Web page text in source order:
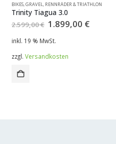
BIKES,GRAVEL, RENNRÄDER & TRIATHLON
Trinity Tiagua 3.0
2.599,00€ Ursprünglicher
war:
1.899,00 €
inkl. 19 % MwSt.
zzgl. Versandkosten